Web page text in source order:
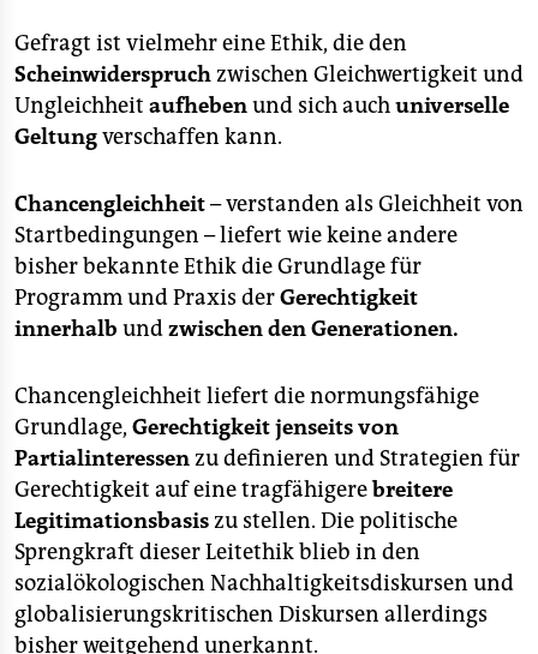
Gefragt ist vielmehr eine Ethik, die den
Scheinwiderspruchzwischen Gleichwertigkeit und
Ungleichheit aufhebenund sich auchuniverselle
Geltungverschaffen kann.
Chancengleichheit– verstanden als Gleichheit von
Startbedingungen – liefert wie keine andere
bisher bekannte Ethik die Grundlage für
Programm und Praxis derGerechtigkeit
innerhalb undzwischen den Generationen.
Chancengleichheit liefert die normungsfähige
Grundlage, Gerechtigkeit jenseits von
Partialinteressenzu definieren und Strategien für
Gerechtigkeit auf eine tragfähigerebreitere
Legitimationsbasiszu stellen. Die politische
Sprengkraft dieser Leitethik blieb in den
sozialökologischen Nachhaltigkeitsdiskursen und
globalisierungskritischen Diskursen allerdings
bisher weitgehend unerkannt.